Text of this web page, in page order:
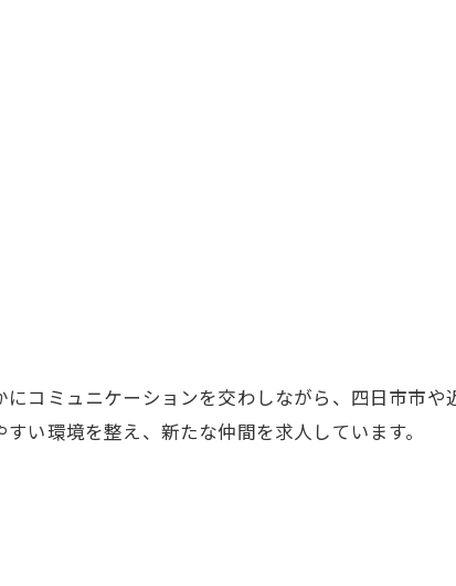
コミュニケーションを交わしながら、四日市市
い環境を整え、新たな仲間を求人しています。